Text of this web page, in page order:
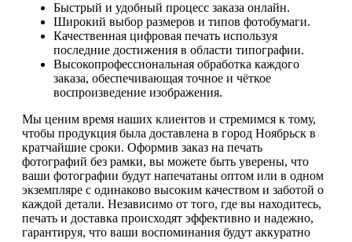
Быстрый и удобный процесс заказа онлайн.
Широкий выбор размеров и типов фотобумаги.
Качественная цифровая печать используя
последние достижения в области типографии.
Высокопрофессиональная обработка каждого
заказа, обеспечивающая точное и чёткое
воспроизведение изображения.
Мы ценим время наших клиентов и стремимся к тому,
чтобы продукция была доставлена в город Ноябрьск в
кратчайшие сроки. Оформив заказ на печать
фотографий без рамки, вы можете быть уверены, что
ваши фотографии будут напечатаны оптом или в одном
экземпляре с одинаково высоким качеством и заботой о
каждой детали. Независимо от того, где вы находитесь,
печать и доставка происходят эффективно и надежно,
гарантируя, что ваши воспоминания будут аккуратно